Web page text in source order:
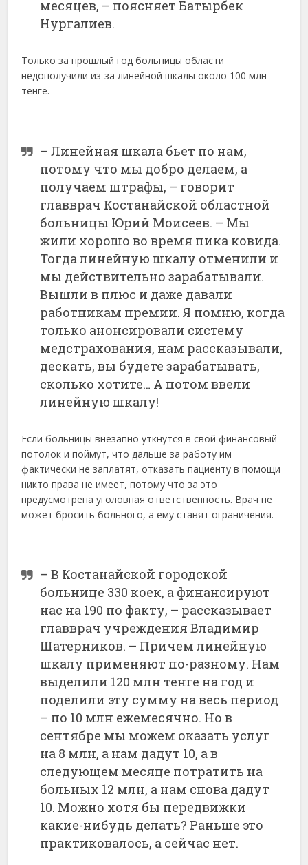
месяцев, – поясняет Батырбек
Нургалиев.
Только за прошлый год больницы области
недополучили из-за линейной шкалы около 100 млн
тенге.
– Линейная шкала бьет по нам,
потому что мы добро делаем, а
получаем штрафы, – говорит
главврач Костанайской областной
больницы Юрий Моисеев. – Мы
жили хорошо во время пика ковида.
Тогда линейную шкалу отменили и
мы действительно зарабатывали.
Вышли в плюс и даже давали
работникам премии. Я помню, когда
только анонсировали систему
медстрахования, нам рассказывали,
дескать, вы будете зарабатывать,
сколько хотите… А потом ввели
линейную шкалу!
Если больницы внезапно уткнутся в свой финансовый
потолок и поймут, что дальше за работу им
фактически не заплатят, отказать пациенту в помощи
никто права не имеет, потому что за это
предусмотрена уголовная ответственность. Врач не
может бросить больного, а ему ставят ограничения.
– В Костанайской городской
больнице 330 коек, а финансируют
нас на 190 по факту, – рассказывает
главврач учреждения Владимир
Шатерников. – Причем линейную
шкалу применяют по-разному. Нам
выделили 120 млн тенге на год и
поделили эту сумму на весь период
– по 10 млн ежемесячно. Но в
сентябре мы можем оказать услуг
на 8 млн, а нам дадут 10, а в
следующем месяце потратить на
больных 12 млн, а нам снова дадут
10. Можно хотя бы передвижки
какие-нибудь делать? Раньше это
практиковалось, а сейчас нет.